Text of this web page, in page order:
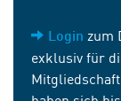
Login zum
exklusiv für